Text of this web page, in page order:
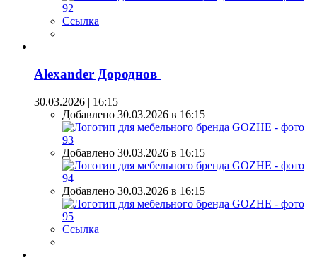
Ссылка
Alexander Дороднов
30.03.2026 | 16:15
Добавлено 30.03.2026 в 16:15
Добавлено 30.03.2026 в 16:15
Добавлено 30.03.2026 в 16:15
Ссылка